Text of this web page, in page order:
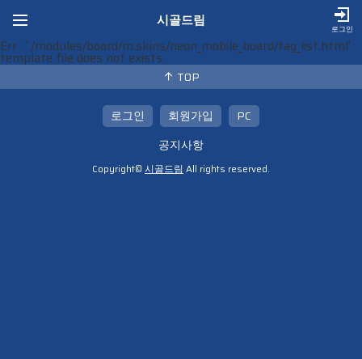
시골드림 로그인
Err : './modules/board/m.skins/neon_mobile_board/tag_list.html'
template file does not exists.
TOP
로그인 회원가입
PC
공지사항
Copyright© 시골드림 All rights reserved.